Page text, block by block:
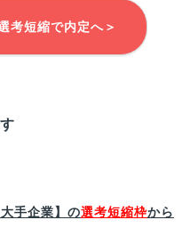
考短縮で内定へ＞
手企業】の選考短縮枠から